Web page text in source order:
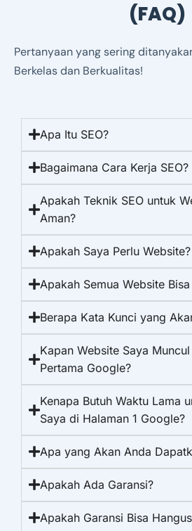
(FAQ)
Pertanyaan yang sering
Berkelas dan Berkualitas!
Apa Itu SEO?
Bagaimana Cara Kerja SEO?
Apakah Teknik SEO untuk
Aman?
Apakah Saya Perlu Website?
Apakah Semua Website
Berapa Kata Kunci yang
Kapan Website Saya
Pertama Google?
Kenapa Butuh Waktu Lama
Saya di Halaman 1 Google?
Apa yang Akan Anda
Apakah Ada Garansi?
Apakah Garansi Bisa